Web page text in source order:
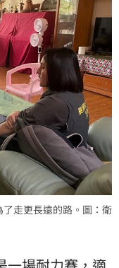
走更長遠的路。圖：衛